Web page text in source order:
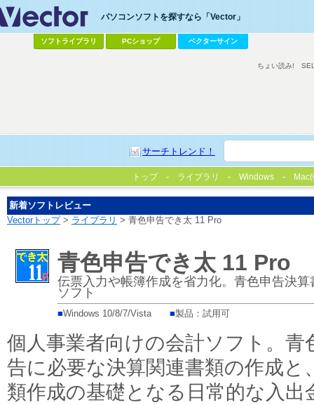
パソコンソフトを探すなら「Vector」
ソフトライブラリ PCショップ ベクターサイン
サーチトレンド！
ちょい読み!
トップ ライブラリ Windows
新着ソフトレビュー
Vectorトップ> ライブラリ > 青色申告でき太 11 Pro
青色申告でき太 11 Pro
伝票入力や帳簿作成を省力化。青色申告決
ソフト
■Windows 10/8/7/Vista ■製品：試用可
個人事業者向けの会計ソフト。青
告に必要な決算関連書類の作成と
類作成の基礎となる日常的な入出